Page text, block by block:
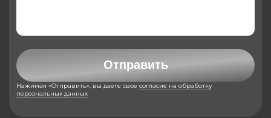
Отправить
Нажимая «Отправить», вы даете свое согласие на обработку
персональных данных